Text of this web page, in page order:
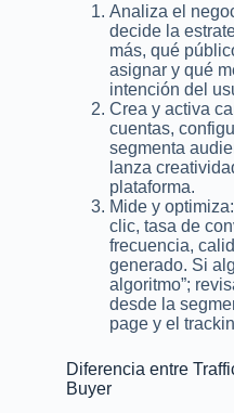
Analiza el
decide la
más, qué
asignar y qué
intención del
Crea y activa
cuentas,
segmenta
lanza
plataforma.
Mide y
clic, tasa de
frecuencia,
generado. Si
algoritmo”;
desde la
page y el
Diferencia entre
Buyer